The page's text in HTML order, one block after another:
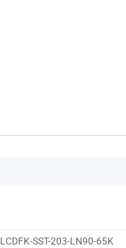
LCDFK-SST-203-LN90-65K